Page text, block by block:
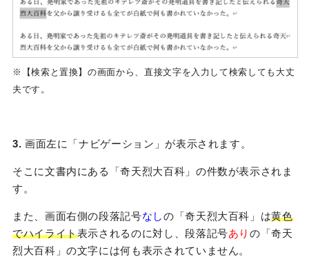
※【検索と置換】の画面から、直接文字を入力して検索しても大丈
夫です。
3. 画面左に「ナビゲーション」が表示されます。
そこに文書内にある「奇天烈大百科」の件数が表示されま
す。
また、画面右側の段落記号なし の「奇天烈大百科」は黄色
でハイライト表示されるのに対し、段落記号ありの「奇天
烈大百科」の文字には何も表示されていません。